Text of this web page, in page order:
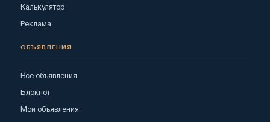
Калькулятор
Реклама
ОБЪЯВЛЕНИЯ
Все объявления
Блокнот
Мои объявления